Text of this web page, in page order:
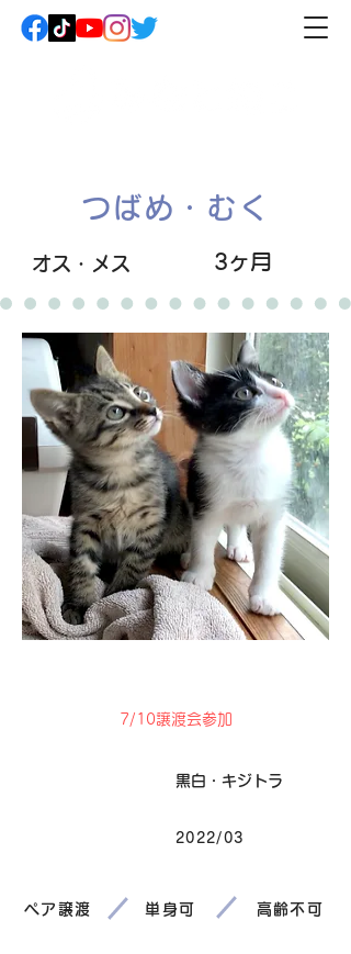
つばめ・むく
オス・メス 3ヶ月
7/10譲渡会参加
黒白・キジトラ
2022/03
ペア譲渡 単身可 高齢不可